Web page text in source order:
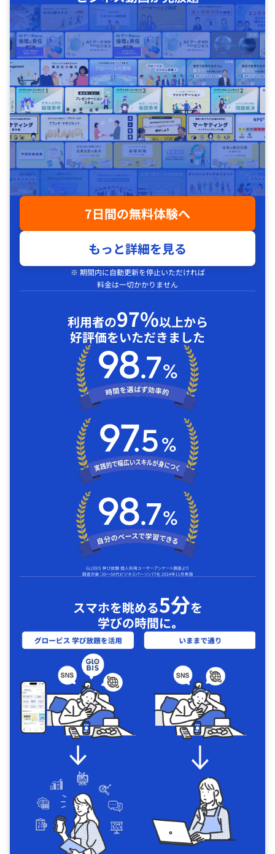
7日間の無料体験へ
もっと詳細を見る
※ 期間内に自動更新を停止いただければ
料金は一切かかりません
利用者の97%以上から
好評価をいただきました
スマホを眺める5分を
学びの時間に｡